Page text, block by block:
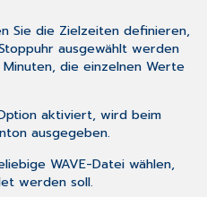
Sie die Zielzeiten definieren,
ausgewählt werden
die einzelnen Werte
aktiviert, wird beim
ausgegeben.
WAVE-Datei wählen,
werden soll.